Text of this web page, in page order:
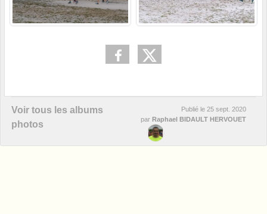
Voir tous les albums
photos
Publié le 25 sept. 2020
par Raphael BIDAULT HERVOUET